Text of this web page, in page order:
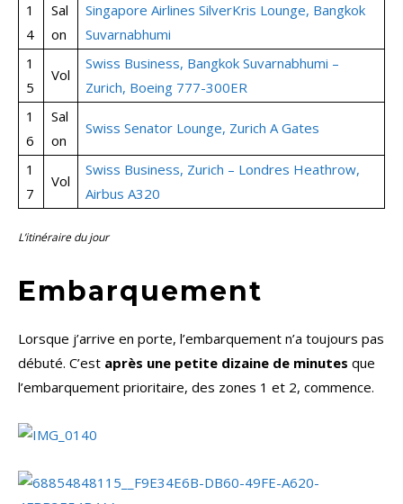
1
4
Sal
on
Singapore Airlines SilverKris Lounge, Bangkok
Suvarnabhumi
1
5
Vol
Swiss Business, Bangkok Suvarnabhumi –
Zurich, Boeing 777-300ER
1
6
Sal
on
Swiss Senator Lounge, Zurich A Gates
1
7
Vol
Swiss Business, Zurich – Londres Heathrow,
Airbus A320
L’itinéraire du jour
Embarquement
Lorsque j’arrive en porte, l’embarquement n’a toujours pas
débuté. C’est après une petite dizaine de minutes que
l’embarquement prioritaire, des zones 1 et 2, commence.